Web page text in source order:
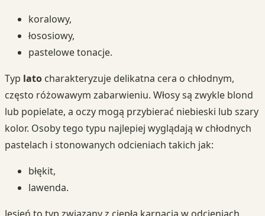
koralowy,
łososiowy,
pastelowe tonacje.
Typ lato charakteryzuje delikatna cera o chłodnym,
często różowawym zabarwieniu. Włosy są zwykle blond
lub popielate, a oczy mogą przybierać niebieski lub szary
kolor. Osoby tego typu najlepiej wyglądają w chłodnych
pastelach i stonowanych odcieniach takich jak:
błękit,
lawenda.